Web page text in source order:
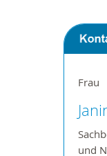
Frau
und